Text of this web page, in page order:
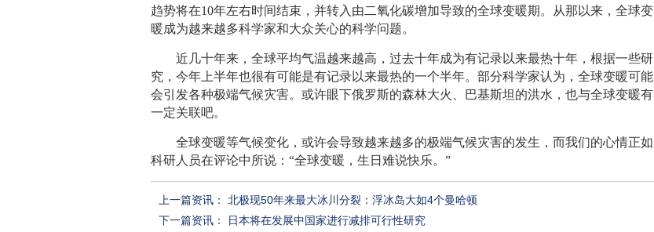
趋势将在10年左右时间结束，并转入由二氧化碳增加导致的全球变暖期。从那以来，全球变
暖成为越来越多科学家和大众关心的科学问题。
近几十年来，全球平均气温越来越高，过去十年成为有记录以来最热十年，根据一些研
究，今年上半年也很有可能是有记录以来最热的一个半年。部分科学家认为，全球变暖可能
会引发各种极端气候灾害。或许眼下俄罗斯的森林大火、巴基斯坦的洪水，也与全球变暖有
一定关联吧。
全球变暖等气候变化，或许会导致越来越多的极端气候灾害的发生，而我们的心情正如
科研人员在评论中所说：“全球变暖，生日难说快乐。”
上一篇资讯：北极现50年来最大冰川分裂：浮冰岛大如4个曼哈顿
下一篇资讯：
日本将在发展中国家进行减排可行性研究